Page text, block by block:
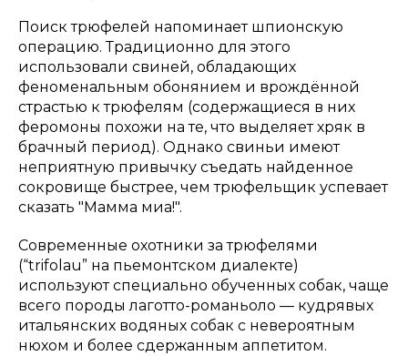
Поиск трюфелей напоминает шпионскую
операцию. Традиционно для этого
использовали свиней, обладающих
феноменальным обонянием и врождённой
страстью к трюфелям (содержащиеся в них
феромоны похожи на те, что выделяет хряк в
брачный период). Однако свиньи имеют
неприятную привычку съедать найденное
сокровище быстрее, чем трюфельщик успевает
сказать "Мамма миа!".
Современные охотники за трюфелями
(“trifolau” на пьемонтском диалекте)
используют специально обученных собак, чаще
всего породы лаготто-романьоло — кудрявых
итальянских водяных собак с невероятным
нюхом и более сдержанным аппетитом.